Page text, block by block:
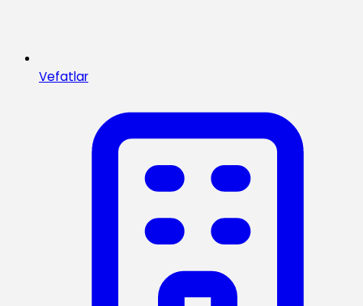
Vefatlar